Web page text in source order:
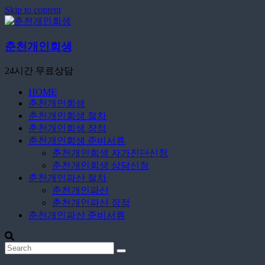
Skip to content
춘천개인회생
24시간 무료상담
HOME
춘천개인회생
춘천개인회생 절차
춘천개인회생 장점
춘천개인회생 준비서류
춘천개인회생 자가진단신청
춘천개인회생 상담신청
춘천개인파산 절차
춘천개인파산
춘천개인파산 장점
춘천개인파산 준비서류